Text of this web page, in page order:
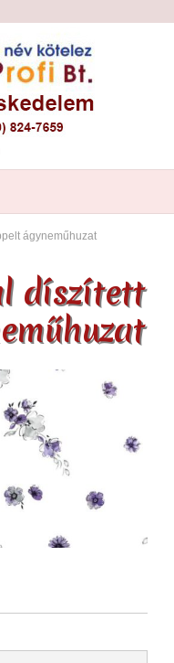
ágyneműhuzat
díszített